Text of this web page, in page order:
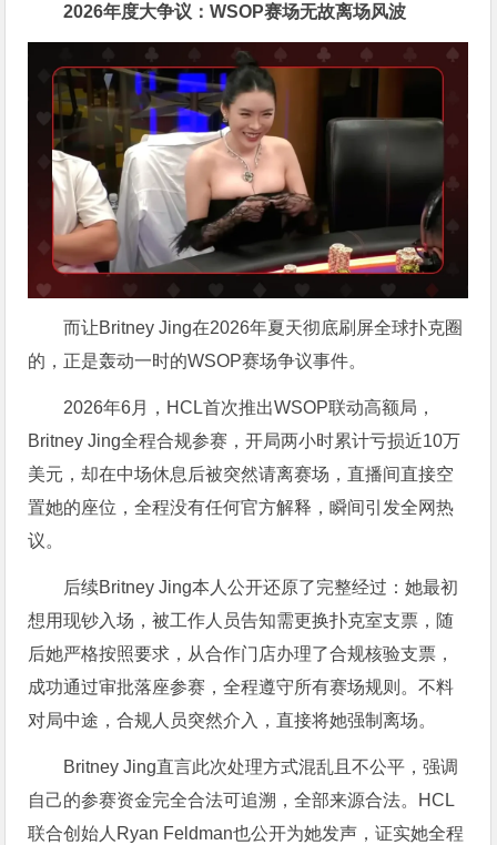
2026年度大争议：WSOP赛场无故离场风波
而让Britney Jing在2026年夏天彻底刷屏全球扑克圈
的，正是轰动一时的WSOP赛场争议事件。
2026年6月，HCL首次推出WSOP联动高额局，
Britney Jing全程合规参赛，开局两小时累计亏损近10万
美元，却在中场休息后被突然请离赛场，直播间直接空
置她的座位，全程没有任何官方解释，瞬间引发全网热
议。
后续Britney Jing本人公开还原了完整经过：她最初
想用现钞入场，被工作人员告知需更换扑克室支票，随
后她严格按照要求，从合作门店办理了合规核验支票，
成功通过审批落座参赛，全程遵守所有赛场规则。不料
对局中途，合规人员突然介入，直接将她强制离场。
Britney Jing直言此次处理方式混乱且不公平，强调
自己的参赛资金完全合法可追溯，全部来源合法。HCL
联合创始人Ryan Feldman也公开为她发声，证实她全程